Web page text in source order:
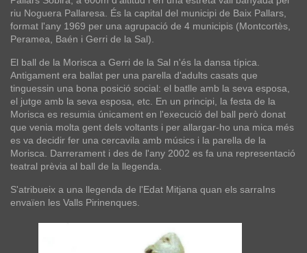
riu Noguera Pallaresa. És la capital del municipi de Baix Pallars,
format l'any 1969 per una agrupació de 4 municipis (Montcortès,
Peramea, Baén i Gerri de la Sal).
El ball de la Morisca a Gerri de la Sal n'és la dansa típica.
Antigament era ballat per una parella d'adults casats que
tinguessin una bona posició social: el batlle amb la seva esposa,
el jutge amb la seva esposa, etc. En un principi, la festa de la
Morisca es resumia únicament en l'execució del ball però donat
que venia molta gent dels voltants i per allargar-ho una mica més
es va decidir fer una cercavila amb músics i la parella de la
Morisca. Darrerament i des de l'any 2002 es fa una representació
teatral prèvia al ball de la llegenda.
S'atribueix a una llegenda de l'Edat Mitjana quan els sarraIns
envaïen les Valls Pirinenques.